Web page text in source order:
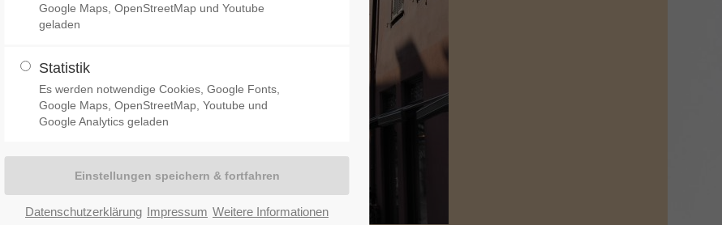
Google Maps, OpenStreetMap und Youtube
geladen
Statistik
Es werden notwendige Cookies, Google Fonts,
Google Maps, OpenStreetMap, Youtube und
Google Analytics geladen
Datenschutzerklärung Impressum Weitere Informationen